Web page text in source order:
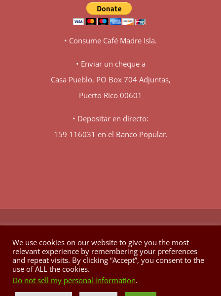
• Consume Café Madre Isla.
• Enviar un cheque a
Casa Pueblo, PO Box 704 Adjuntas,
Puerto Rico 00601
• Depositar en directo:
159 116031 en el Banco Popular.
Facebook
X YouTubeInstagram
We use cookies on our website to give you the most
relevant experience by remembering your preferences
and repeat visits. By clicking “Accept”, you consent to the
use of ALL the cookies.
Do not sell my personal information.